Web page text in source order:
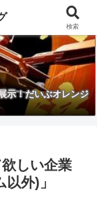
示！だいぶオレンジ
欲しい企業
外)」
検索